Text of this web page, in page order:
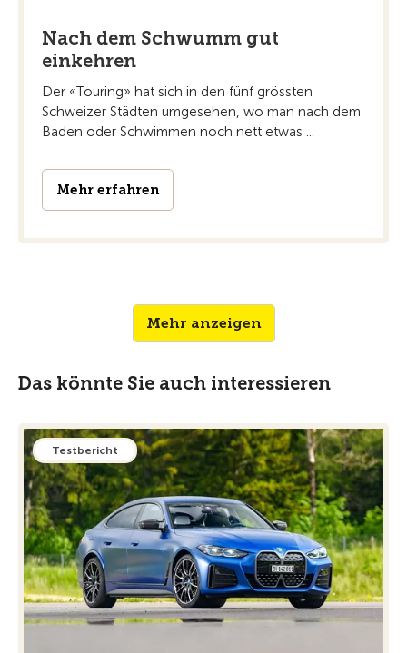
Nach dem Schwumm gut
einkehren
Der «Touring» hat sich in den fünf grössten
Schweizer Städten umgesehen, wo man nach dem
Baden oder Schwimmen noch nett etwas ...
Mehr erfahren
Mehr anzeigen
Das könnte Sie auch interessieren
Testbericht